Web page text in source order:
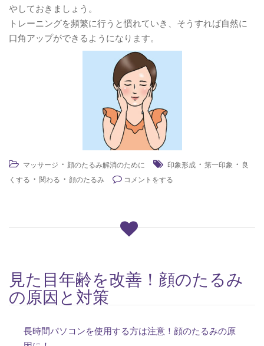
やしておきましょう。
トレーニングを頻繁に行うと慣れていき、そうすれば自然に
口角アップができるようになります。
マッサージ ・ 顔のたるみ解消のために 印象形成 ・ 第一印象 ・ 良
くする ・ 関わる ・ 顔のたるみ コメントをする
見た目年齢を改善！顔のたるみ
の原因と対策
長時間パソコンを使用する方は注意！顔のたるみの原